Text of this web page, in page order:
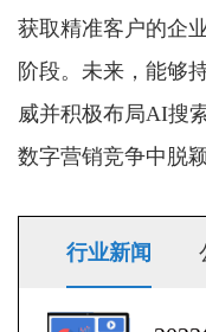
获取精准客户的企
阶段。未来，能够
威并积极布局AI搜
数字营销竞争中脱颖
行业新闻